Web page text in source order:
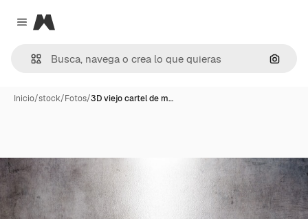
Close menu
Magnific
Inicio/stock/Fotos/3D viejo cartel de m…